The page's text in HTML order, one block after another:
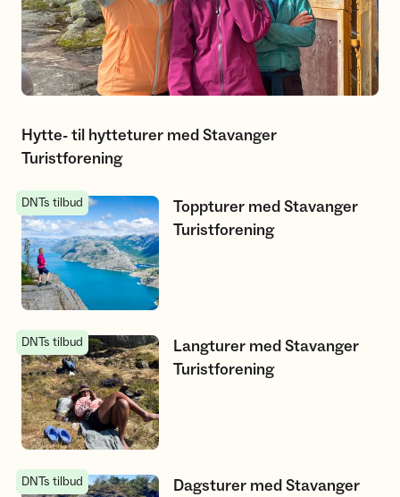
Hytte- til hytteturer med Stavanger
Turistforening
Toppturer med Stavanger Turistforening
DNTs tilbud
Toppturer med Stavanger
Turistforening
Langturer med Stavanger Turistforening
DNTs tilbud
Langturer med Stavanger
Turistforening
Dagsturer med Stavanger Turistforening
DNTs tilbud
Dagsturer med Stavanger